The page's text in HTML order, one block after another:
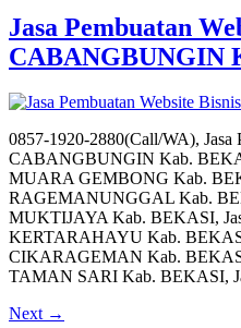
Jasa Pembuatan
CABANGBUNGIN
0857-1920-2880(Call/WA), Jasa
CABANGBUNGIN Kab.
MUARA GEMBONG Kab.
RAGEMANUNGGAL Kab.
MUKTIJAYA Kab. BEKASI,
KERTARAHAYU Kab.
CIKARAGEMAN Kab.
TAMAN SARI Kab. BEKASI,
Next →